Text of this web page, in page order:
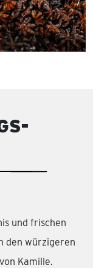
und frischen
den würzigeren
Kamille.